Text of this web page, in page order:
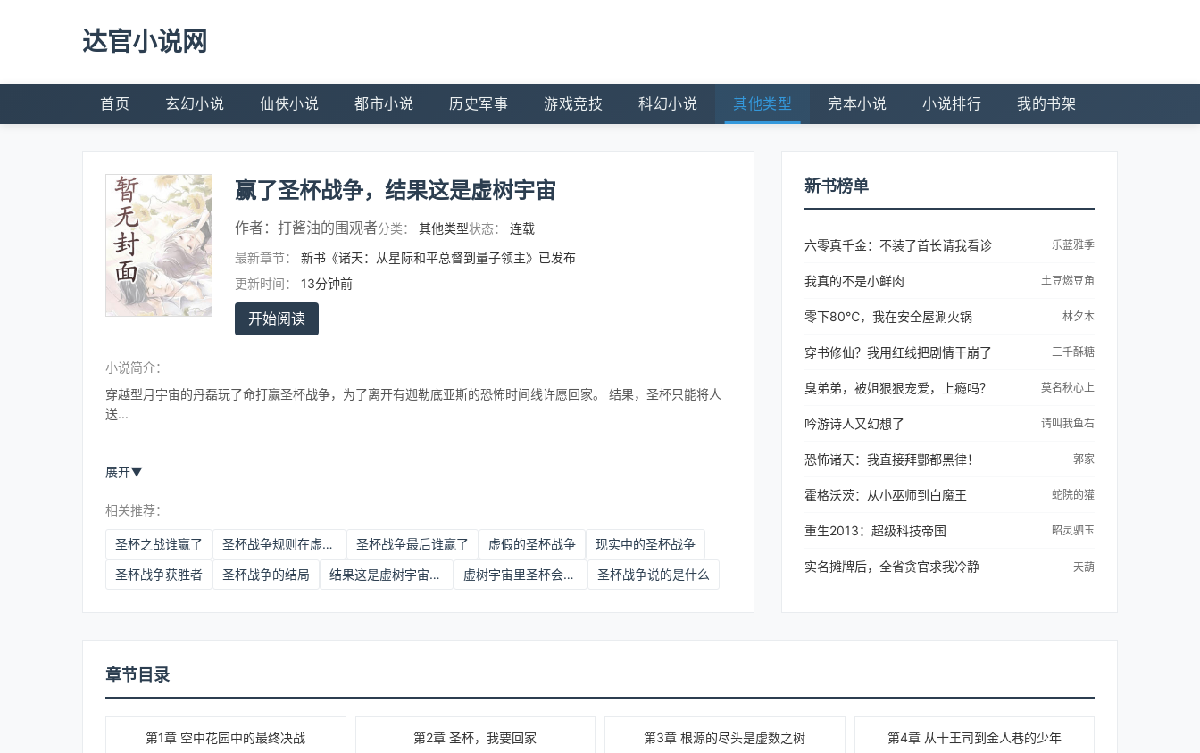
达官小说网
首页 玄幻小说 仙侠小说 都市小说 历史军事 游戏竞技 科幻小说 其他类型 完本小说 小说排行 我的书架
赢了圣杯战争，结果这是虚树宇宙
作者： 打酱油的围观者分类： 其他类型状态：
连载
最新章节：
新书《诸天：从星际和平总督到量子领主》已发布
更新时间：
13分钟前
开始阅读
小说简介：
穿越型月宇宙的丹磊玩了命打赢圣杯战争，为了离开有迦勒底亚斯的恐怖时间线许愿回家。 结果，圣杯只能将人
送...
展开▼
相关推荐：
圣杯之战谁赢了 圣杯战争规则在虚树宇宙有效吗 圣杯战争最后谁赢了 虚假的圣杯战争
现实中的圣杯战争
圣杯战争获胜者
圣杯战争的结局 结果这是虚树宇宙TXT下载 虚树宇宙里圣杯会不会被污染 圣杯战争说的是什么
新书榜单
六零真千金：不装了首长请我看诊 乐蓝雅季
我真的不是小鲜肉 土豆燃豆角
零下80℃，我在安全屋涮火锅 林夕木
穿书修仙？我用红线把剧情干崩了 三千酥糖
臭弟弟，被姐狠狠宠爱，上瘾吗？ 莫名秋心上
吟游诗人又幻想了 请叫我鱼右
恐怖诸天：我直接拜酆都黑律！ 郭家
霍格沃茨：从小巫师到白魔王 蛇院的獾
重生2013：超级科技帝国 昭灵驷玉
实名摊牌后，全省贪官求我冷静 天葫
章节目录
第1章 空中花园中的最终决战 第2章 圣杯，我要回家 第3章 根源的尽头是虚数之树 第4章 从十王司到金人巷的少年